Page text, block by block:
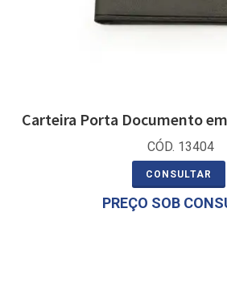
Carteira Porta Documento
CÓD. 13404
CONSULTAR
PREÇO SOB